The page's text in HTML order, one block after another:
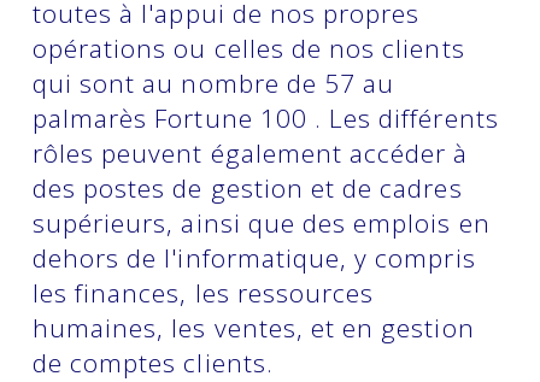
toutes à l'appui de nos propres
opérations ou celles de nos clients
qui sont au nombre de 57 au
palmarès Fortune 100 . Les différents
rôles peuvent également accéder à
des postes de gestion et de cadres
supérieurs, ainsi que des emplois en
dehors de l'informatique, y compris
les finances, les ressources
humaines, les ventes, et en gestion
de comptes clients.